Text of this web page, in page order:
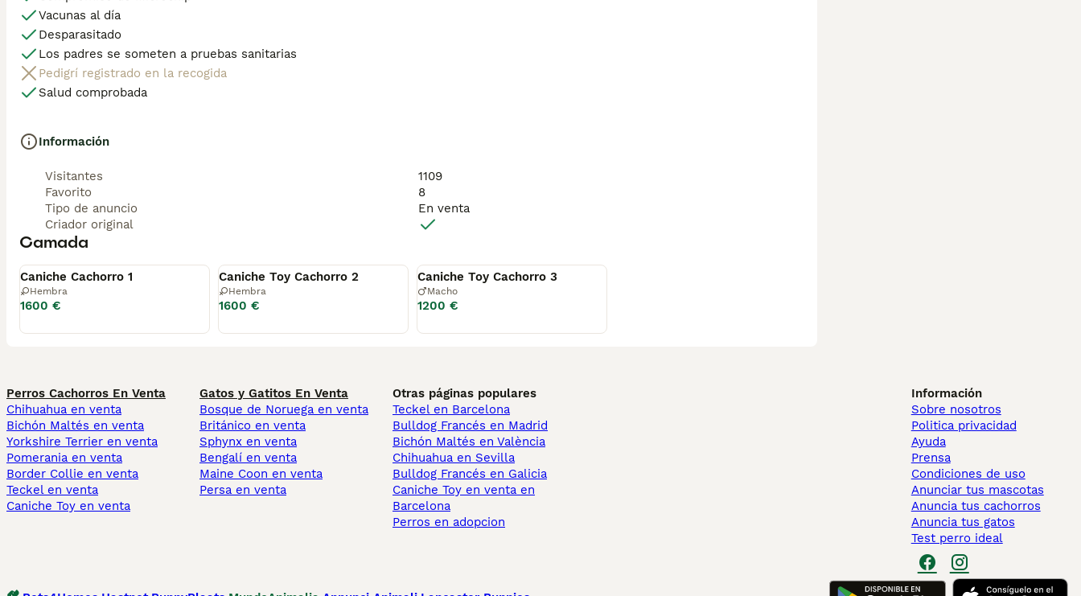
Vacunas al día
Desparasitado
Los padres se someten a pruebas sanitarias
Pedigrí registrado en la recogida
Salud comprobada
Información
Visitantes
1109
Favorito
8
Tipo de anuncio
En venta
Criador original
Camada
Caniche Cachorro 1
Hembra
1600 €
Caniche Toy Cachorro 2
Hembra
1600 €
Caniche Toy Cachorro 3
Macho
1200 €
Perros Cachorros En Venta
Chihuahua en venta
Bichón Maltés en venta
Yorkshire Terrier en venta
Pomerania en venta
Border Collie en venta
Teckel en venta
Caniche Toy en venta
Gatos y Gatitos En Venta
Bosque de Noruega en venta
Británico en venta
Sphynx en venta
Bengalí en venta
Maine Coon en venta
Persa en venta
Otras páginas populares
Teckel en Barcelona
Bulldog Francés en Madrid
Bichón Maltés en València
Chihuahua en Sevilla
Bulldog Francés en Galicia
Caniche Toy en venta en
Barcelona
Perros en adopcion
Información
Sobre nosotros
Politica privacidad
Ayuda
Prensa
Condiciones de uso
Anunciar tus mascotas
Anuncia tus cachorros
Anuncia tus gatos
Test perro ideal